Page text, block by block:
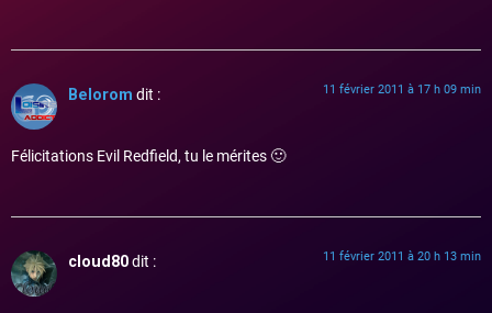
Belorom dit : 11 février 2011 à 17 h 09 min
Félicitations Evil Redfield, tu le mérites 🙂
cloud80dit : 11 février 2011 à 20 h 13 min